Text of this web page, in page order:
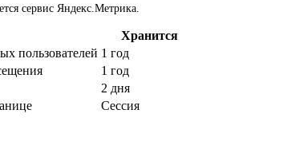
сервис Яндекс.Метрика.
Хранится
пользователей 1 год
1 год
2 дня
Сессия